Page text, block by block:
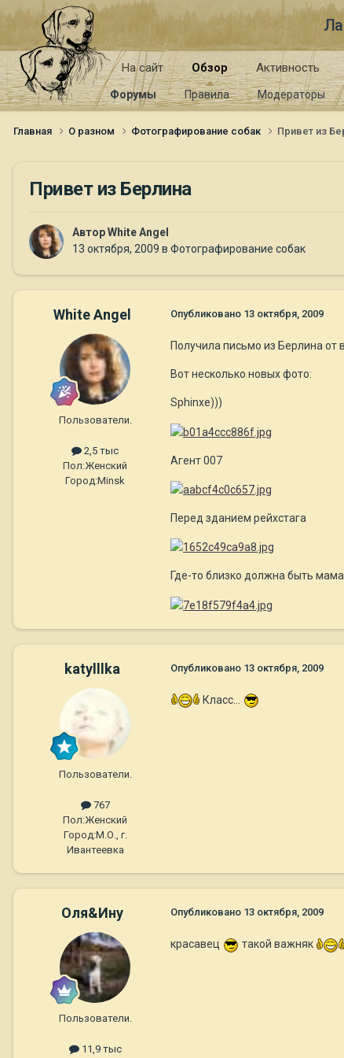
На сайт Обзор
Форумы Правила Модераторы
Активность
Главная О разном Фотографирование собак Привет из
Привет из Берлина
АвторWhite Angel
13 октября, 2009 в Фотографирование собак
White Angel
Пользователи.
2,5 тыс
Пол:Женский
Город:Minsk
Опубликовано 13 октября, 2009
Получила письмо из Берлина
Вот несколько новых фото:
Sphinxe)))
Агент 007
Перед зданием рейхстага
Где-то близко должна быть
katylllka
Пользователи.
767
Пол:Женский
Город:М.О., г.
Ивантеевка
Опубликовано 13 октября, 2009
Класс...
Оля&Ину
Пользователи.
11,9 тыс
Опубликовано 13 октября, 2009
красавец такой важняк